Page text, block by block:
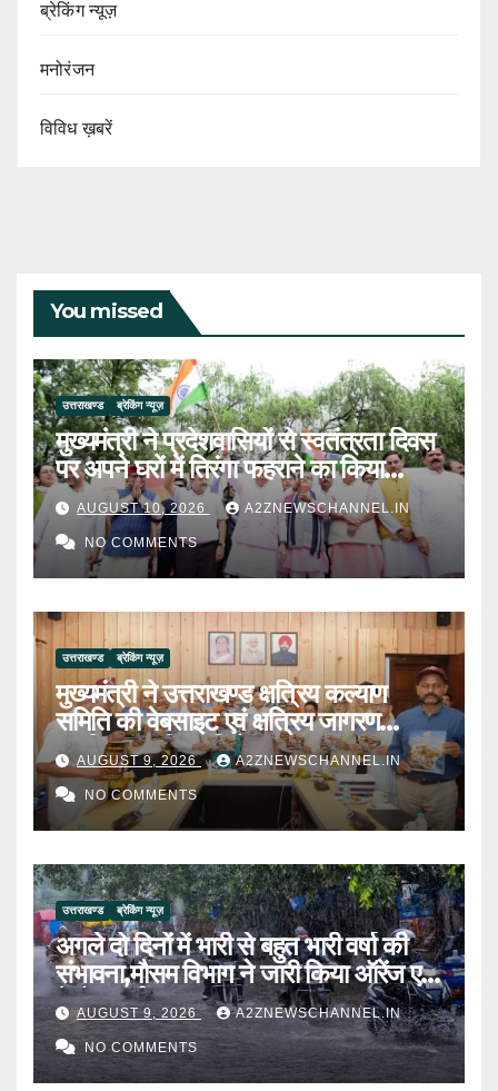
ब्रेकिंग न्यूज़
मनोरंजन
विविध ख़बरें
You missed
उत्तराखण्ड ब्रेकिंग न्यूज़
मुख्यमंत्री ने प्रदेशवासियों से स्वतंत्रता दिवस
पर अपने घरों में तिरंगा फहराने का किया
आवाह्न
AUGUST 10, 2026 A2ZNEWSCHANNEL.IN
NO COMMENTS
उत्तराखण्ड ब्रेकिंग न्यूज़
मुख्यमंत्री ने उत्तराखण्ड क्षत्रिय कल्याण
समिति की वेबसाइट एवं क्षत्रिय जागरण
स्मारिका का किया विमोचन
AUGUST 9, 2026 A2ZNEWSCHANNEL.IN
NO COMMENTS
उत्तराखण्ड ब्रेकिंग न्यूज़
अगले दो दिनों में भारी से बहुत भारी वर्षा की
संभावना,मौसम विभाग ने जारी किया ऑरेंज एवं
येलो अलर्ट
AUGUST 9, 2026 A2ZNEWSCHANNEL.IN
NO COMMENTS